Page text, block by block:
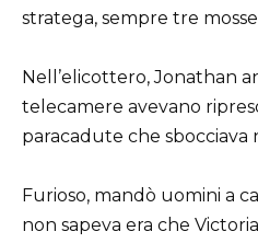
stratega, sempre tre
Nell’elicottero, Jonathan
telecamere avevano
paracadute che sbocciava
Furioso, mandò uomini a
non sapeva era che